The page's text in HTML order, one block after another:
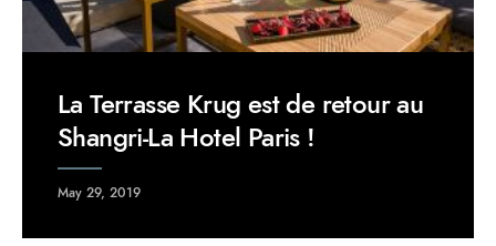
La Terrasse Krug est de retour au
Shangri-La Hotel Paris !
May 29, 2019